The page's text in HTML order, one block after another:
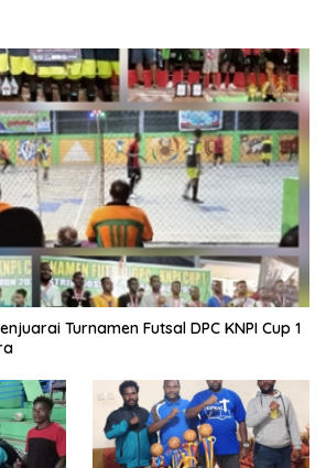
Turnamen Futsal DPC KNPI Cup 1